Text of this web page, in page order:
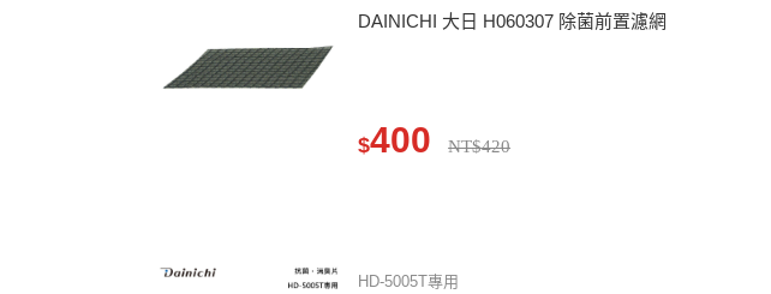
DAINICHI 大日 H060307 除菌前置濾網
$400 NT$420
HD-5005T專用